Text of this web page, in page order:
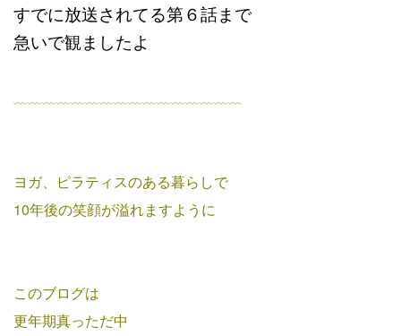
すでに放送されてる第６話まで
急いで観ましたよ
﹏﹏﹏﹏﹏﹏﹏﹏﹏﹏﹏﹏﹏﹏﹏﹏
ヨガ、ピラティスのある暮らしで
10年後の笑顔が溢れますように
このブログは
更年期真っただ中